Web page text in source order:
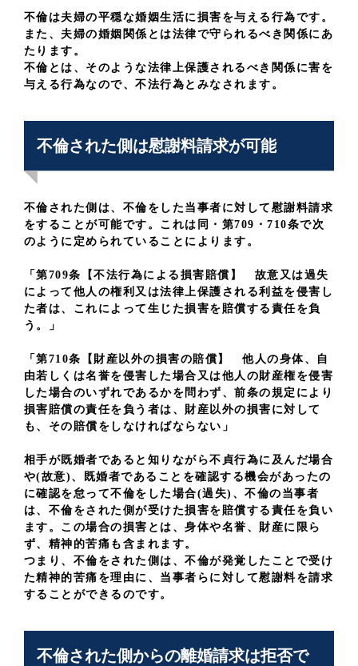
不倫は夫婦の平穏な婚姻生活に損害を与える行為です。
また、夫婦の婚姻関係とは法律で守られるべき関係にあ
たります。
不倫とは、そのような法律上保護されるべき関係に害を
与える行為なので、不法行為とみなされます。
不倫された側は慰謝料請求が可能
不倫された側は、不倫をした当事者に対して慰謝料請求
をすることが可能です。これは同・第709・710条で次
のように定められていることによります。
「第709条【不法行為による損害賠償】 故意又は過失
によって他人の権利又は法律上保護される利益を侵害し
た者は、これによって生じた損害を賠償する責任を負
う。」
「第710条【財産以外の損害の賠償】 他人の身体、自
由若しくは名誉を侵害した場合又は他人の財産権を侵害
した場合のいずれであるかを問わず、前条の規定により
損害賠償の責任を負う者は、財産以外の損害に対して
も、その賠償をしなければならない」
相手が既婚者であると知りながら不貞行為に及んだ場合
や(故意)、既婚者であることを確認する機会があったの
に確認を怠って不倫をした場合(過失)、不倫の当事者
は、不倫をされた側が受けた損害を賠償する責任を負い
ます。この場合の損害とは、身体や名誉、財産に限ら
ず、精神的苦痛も含まれます。
つまり、不倫をされた側は、不倫が発覚したことで受け
た精神的苦痛を理由に、当事者らに対して慰謝料を請求
することができるのです。
不倫された側からの離婚請求は拒否で